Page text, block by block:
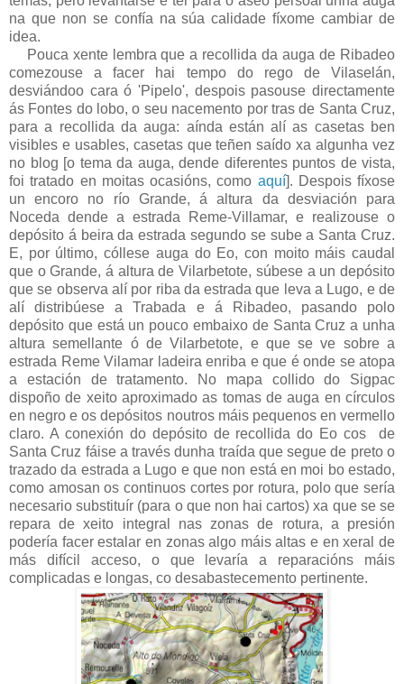
na que non se confía na súa calidade fíxome cambiar de
idea.
Pouca xente lembra que a recollida da auga de Ribadeo
comezouse a facer hai tempo do rego de Vilaselán,
desviándoo cara ó 'Pipelo', despois pasouse directamente
ás Fontes do lobo, o seu nacemento por tras de Santa Cruz,
para a recollida da auga: aínda están alí as casetas ben
visibles e usables, casetas que teñen saído xa algunha vez
no blog [o tema da auga, dende diferentes puntos de vista,
foi tratado en moitas ocasións, como aquí]. Despois fíxose
un encoro no río Grande, á altura da desviación para
Noceda dende a estrada Reme-Villamar, e realizouse o
depósito á beira da estrada segundo se sube a Santa Cruz.
E, por último, cóllese auga do Eo, con moito máis caudal
que o Grande, á altura de Vilarbetote, súbese a un depósito
que se observa alí por riba da estrada que leva a Lugo, e de
alí distribúese a Trabada e á Ribadeo, pasando polo
depósito que está un pouco embaixo de Santa Cruz a unha
altura semellante ó de Vilarbetote, e que se ve sobre a
estrada Reme Vilamar ladeira enriba e que é onde se atopa
a estación de tratamento. No mapa collido do Sigpac
dispoño de xeito aproximado as tomas de auga en círculos
en negro e os depósitos noutros máis pequenos en vermello
claro. A conexión do depósito de recollida do Eo cos de
Santa Cruz fáise a través dunha traída que segue de preto o
trazado da estrada a Lugo e que non está en moi bo estado,
como amosan os continuos cortes por rotura, polo que sería
necesario substituír (para o que non hai cartos) xa que se se
repara de xeito integral nas zonas de rotura, a presión
podería facer estalar en zonas algo máis altas e en xeral de
más difícil acceso, o que levaría a reparacións máis
complicadas e longas, co desabastecemento pertinente.